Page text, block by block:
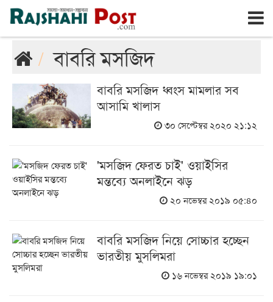
রাজশাহী শুক্রবার, ৭ই আগস্ট ২০২৬, ২৩শে শ্রাবণ ১৪৩৩
বাবরি মসজিদ
বাবরি মসজিদ ধ্বংস মামলার সব
আসামি খালাস
৩০ সেপ্টেম্বর ২০২০ ২১:১২
'মসজিদ ফেরত চাই' ওয়াইসির
মন্তব্যে অনলাইনে ঝড়
২০ নভেম্বর ২০১৯ ০৫:৪০
বাবরি মসজিদ নিয়ে সোচ্চার হচ্ছেন
ভারতীয় মুসলিমরা
১৬ নভেম্বর ২০১৯ ১৯:০১